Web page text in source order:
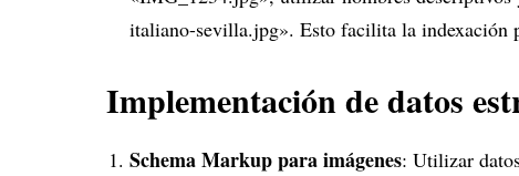
italiano-sevilla.jpg». Esto facilita la indexación
Implementación de datos
Schema Markup para imágenes: Utilizar